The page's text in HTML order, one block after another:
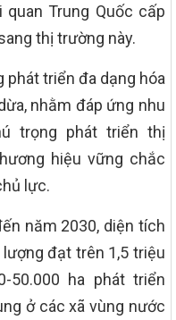
Trung Quốc cấp
thị trường này.
phát triển đa dạng hóa
nhằm đáp ứng nhu
trọng phát triển thị
hiệu vững chắc
lực.
năm 2030, diện tích
đạt trên 1,5 triệu
50.000 ha phát triển
ở các xã vùng nước